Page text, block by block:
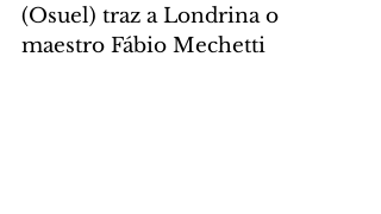
(Osuel) traz a Londrina o
maestro Fábio Mechetti